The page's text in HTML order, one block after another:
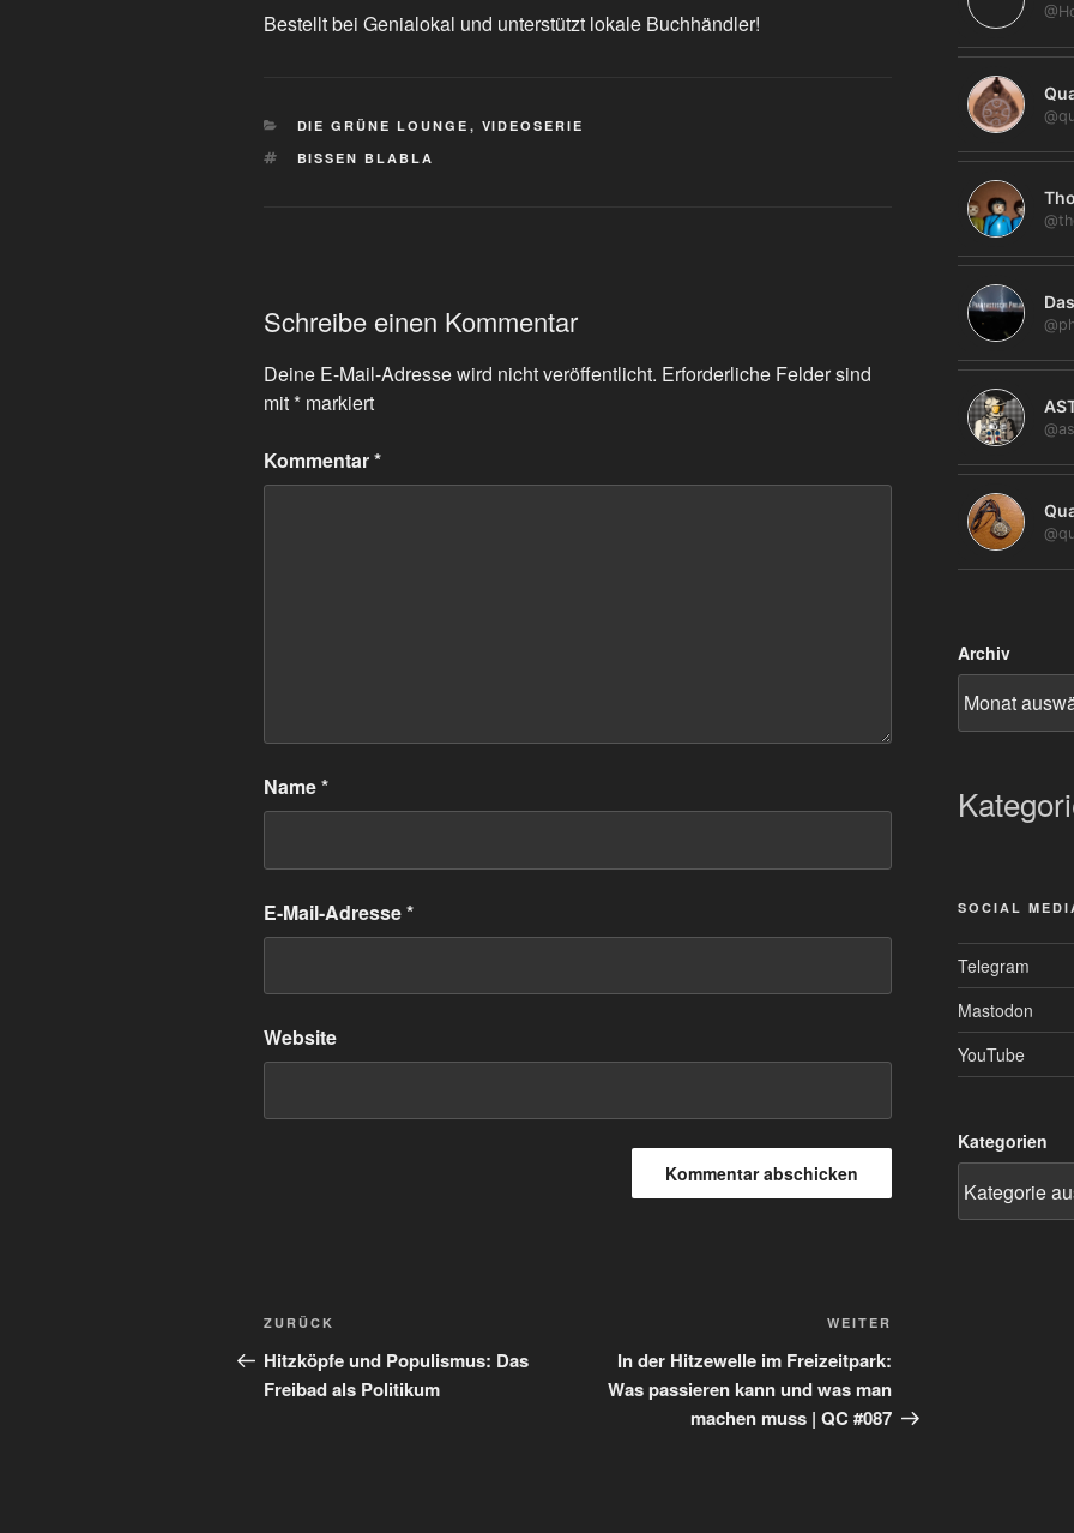
Bestellt bei Genialokal und unterstützt lokale Buchhändler!
KATEGORIEN
DIE GRÜNE LOUNGE , VIDEOSERIE
SCHLAGWÖRTER
BISSEN BLABLA
Schreibe einen Kommentar
Deine E-Mail-Adresse wird nicht veröffentlicht. Erforderliche Felder sind
mit* markiert
Kommentar*
Name*
E-Mail-Adresse*
Website
Beitragsnavigation
Vorheriger
Beitrag
ZURÜCK
Hitzköpfe und Populismus: Das
Freibad als Politikum
WEITER
In der Hitzewelle im Freizeitpark:
Was passieren kann und was man
machen muss | QC #087
Archiv
SOCIAL
Telegram
Mastodon
YouTube
Kategorien